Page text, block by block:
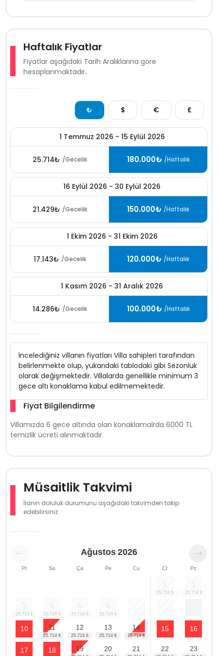
alır. özellikle denize ve merkeze yakın konumda
bulunan geniş donanımlı kiralık villalar konfor manzara
ve sosyal olanakları bir arada yaşamak isteyen
misafirler için ayrıcalıklı bir tatil deneyimi sunar.
Haftalık Fiyatlar
Fiyatlar aşağıdaki Tarih Aralıklarına göre
hesaplanmaktadır.
₺ $ € £
1 Temmuz 2026 - 15 Eylül 2026
25.714₺ /Gecelik 180.000₺ /Haftalık
16 Eylül 2026 - 30 Eylül 2026
21.429₺ /Gecelik 150.000₺ /Haftalık
1 Ekim 2026 - 31 Ekim 2026
17.143₺ /Gecelik 120.000₺ /Haftalık
1 Kasım 2026 - 31 Aralık 2026
14.286₺ /Gecelik 100.000₺ /Haftalık
İncelediğiniz villanın fiyatları Villa sahipleri tarafından
belirlenmekte olup, yukarıdaki tablodaki gibi Sezonluk
olarak değişmektedir. Villalarda genellikle minimum 3
gece altı konaklama kabul edilmemektedir.
Fiyat Bilgilendirme
Villamızda 6 gece altında olan konaklamalrda 6000 TL
temizlik ücreti alınmaktadır.
Müsaitlik Takvimi
İlanın doluluk durumunu aşağıdaki takvimden takip
edebilirsiniz.
Ağustos 2026
Pt Sa Ça Pe Cu Ct Pz
1 2
3 4 5 6
10 11 12 13 14 15 16
17 18 19 20 21 22 23